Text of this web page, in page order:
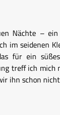
Nächte –
im seidenen
für ein
treff ich
ihn schon